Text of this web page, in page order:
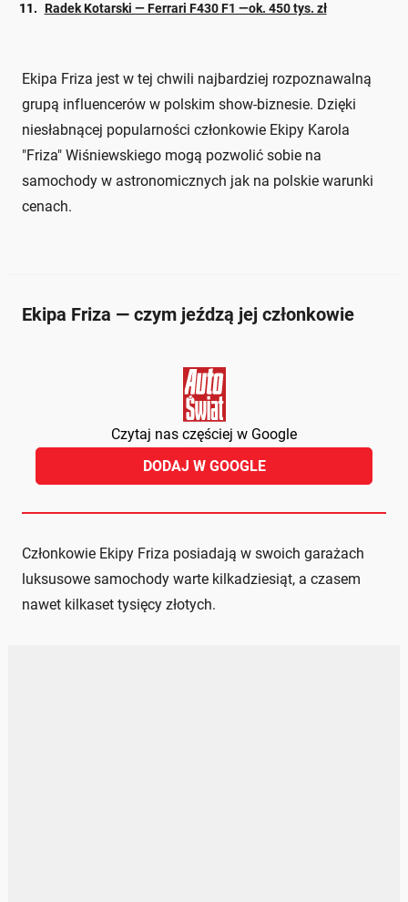
Radek Kotarski — Ferrari F430 F1 —ok. 450 tys. zł
Ekipa Friza jest w tej chwili najbardziej rozpoznawalną
grupą influencerów w polskim show-biznesie. Dzięki
niesłabnącej popularności członkowie Ekipy Karola
"Friza" Wiśniewskiego mogą pozwolić sobie na
samochody w astronomicznych jak na polskie warunki
cenach.
Ekipa Friza — czym jeźdzą jej członkowie
Czytaj nas częściej w Google
DODAJ W GOOGLE
Członkowie Ekipy Friza posiadają w swoich garażach
luksusowe samochody warte kilkadziesiąt, a czasem
nawet kilkaset tysięcy złotych.